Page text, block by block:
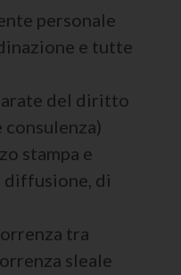
personale
e tutte
del diritto
consulenza)
stampa e
diffusione, di
tra
sleale